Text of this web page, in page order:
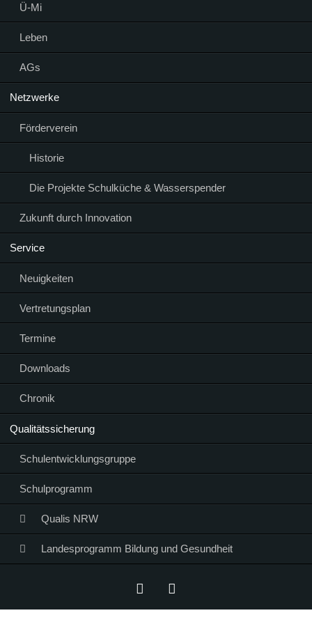
Ü-Mi
Leben
AGs
Netzwerke
Förderverein
Historie
Die Projekte Schulküche & Wasserspender
Zukunft durch Innovation
Service
Neuigkeiten
Vertretungsplan
Termine
Downloads
Chronik
Qualitätssicherung
Schulentwicklungsgruppe
Schulprogramm
Qualis NRW
Landesprogramm Bildung und Gesundheit